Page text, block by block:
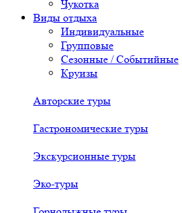
Чукотка
Виды отдыха
Индивидуальные
Групповые
Сезонные / Событийные
Круизы
Авторские туры
Гастрономические туры
Экскурсионные туры
Эко-туры